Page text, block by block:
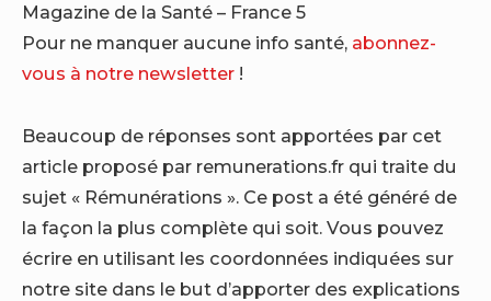
Magazine de la Santé – France 5
Pour ne manquer aucune info santé, abonnez-
vous à notre newsletter !
Beaucoup de réponses sont apportées par cet
article proposé par remunerations.fr qui traite du
sujet « Rémunérations ». Ce post a été généré de
la façon la plus complète qui soit. Vous pouvez
écrire en utilisant les coordonnées indiquées sur
notre site dans le but d’apporter des explications